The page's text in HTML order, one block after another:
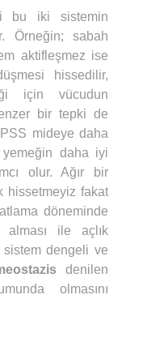
bu iki sistemin
Örneğin; sabah
aktifleşmez ise
hissedilir,
için vücudun
bir tepki de
mideye daha
daha iyi
olur. Ağır bir
hissetmeyiz fakat
döneminde
alması ile açlık
dengeli ve
denilen
olmasını